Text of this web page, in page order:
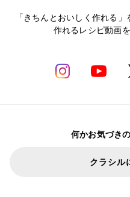
「きちんとおいしく作れる
作れるレシピ動画
何かお気づき
クラシル